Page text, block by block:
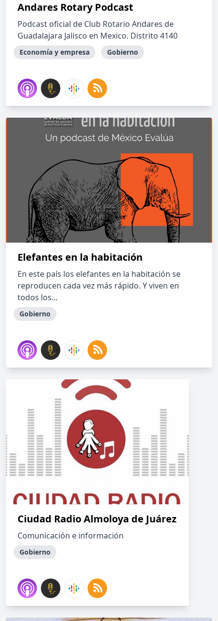
Andares Rotary Podcast
Podcast oficial de Club Rotario Andares de
Guadalajara Jalisco en Mexico. Distrito 4140
Economía y empresa Gobierno
Elefantes en la habitación
En este país los elefantes en la habitación se
reproducen cada vez más rápido. Y viven en
todos los...
Gobierno
Ciudad Radio Almoloya de Juárez
Comunicación e información
Gobierno